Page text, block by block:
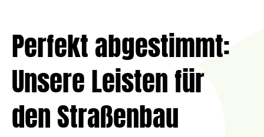
Perfekt abgestimmt:
Unsere Leisten für
den Straßenbau